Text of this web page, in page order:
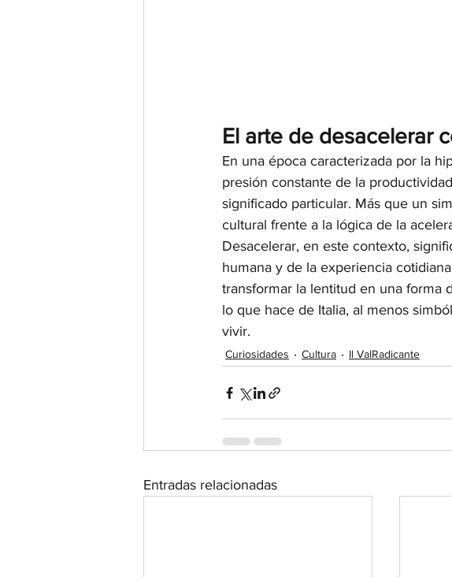
El arte de desacelerar
En una época caracterizada por la
presión constante de la
significado particular. Más que un
cultural frente a la lógica de la
Desacelerar, en este contexto,
humana y de la experiencia
transformar la lentitud en una forma
lo que hace de Italia, al menos
vivir.
Curiosidades Cultura Il ValRadicante
Entradas relacionadas